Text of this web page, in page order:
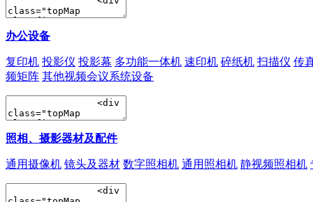
办公设备
复印机 投影仪 投影幕 多功能一体机 速印机 碎纸机 扫描仪 传
频矩阵 其他视频会议系统设备
照相、摄影器材及配件
通用摄像机 镜头及器材 数字照相机 通用照相机 静视频照相机